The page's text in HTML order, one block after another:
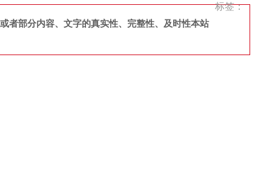
标签：
者部分内容、文字的真实性、完整性、及时性本站